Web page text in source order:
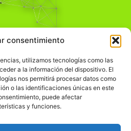
consentimiento
utilizamos tecnologías como las
a la información del dispositivo. El
nos permitirá procesar datos como
o las identificaciones únicas en este
puede afectar
y funciones.
Crítico
para transformarlo.
Legal
de privacidad